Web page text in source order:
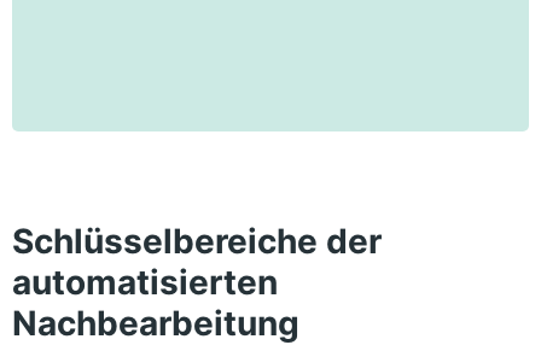
Schlüsselbereiche der
automatisierten
Nachbearbeitung